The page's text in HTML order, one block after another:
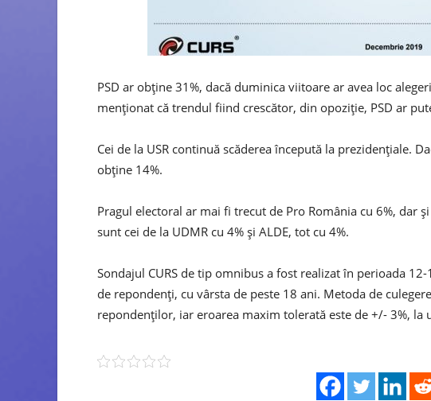
PSD ar obține 31%, dacă duminica viitoare ar avea loc
menționat că trendul fiind crescător, din opoziție, PSD ar
Cei de la USR continuă scăderea începută la prezidențiale.
obține 14%.
Pragul electoral ar mai fi trecut de Pro România cu 6%, dar
sunt cei de la UDMR cu 4% și ALDE, tot cu 4%.
Sondajul CURS de tip omnibus a fost realizat în perioada
de repondenți, cu vârsta de peste 18 ani. Metoda de
repondenților, iar eroarea maxim tolerată este de +/- 3%, la